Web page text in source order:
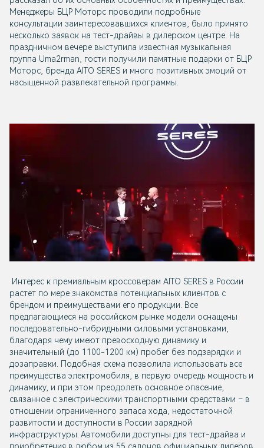
Менеджеры БЦР Моторс проводили подробные
консультации заинтересовавшихся клиентов, было принято
несколько заявок на тест-драйвы в дилерском центре. На
праздничном вечере выступила известная музыкальная
группа Uma2rman, гости получили памятные подарки от БЦР
Моторс, бренда AITO SERES и много позитивных эмоций от
насыщенной развлекательной программы.
​ Интерес к премиальным кроссоверам AITO SERES в России
растет по мере знакомства потенциальных клиентов с
брендом и преимуществами его продукции. Все
предлагающиеся на российском рынке модели оснащены
последовательно-гибридными силовыми установками,
благодаря чему имеют превосходную динамику и
значительный (до 1100-1200 км) пробег без подзарядки и
дозаправки. Подобная схема позволила использовать все
преимущества электромобиля, в первую очередь мощность и
динамику, и при этом преодолеть основное опасение,
связанное с электрическими транспортными средствами – в
отношении ограниченного запаса хода, недостаточной
развитости и доступности в России зарядной
инфраструктуры. Автомобили доступны для тест-драйва и